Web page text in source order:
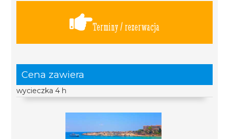
Terminy / rezerwacja
Cena zawiera
wycieczka 4 h